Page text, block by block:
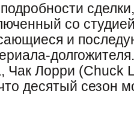
со
и
Чак Лорри (Chuck
десятый сезон